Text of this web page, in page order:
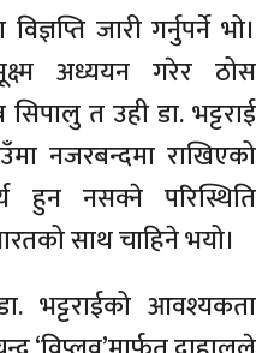
जारी गर्नुपर्ने भो।
अध्ययन गरेर ठोस
सिपालु त उही डा. भट्टराई
नजरबन्दमा राखिएको
हुन नसक्ने परिस्थिति
साथ चाहिने भयो।
भट्टराईको आवश्यकता